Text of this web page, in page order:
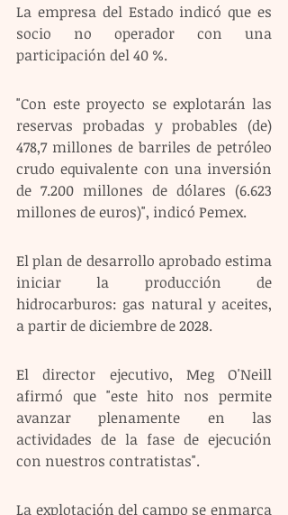
La empresa del Estado indicó que es
socio no operador con una
participación del 40 %.
"Con este proyecto se explotarán las
reservas probadas y probables (de)
478,7 millones de barriles de petróleo
crudo equivalente con una inversión
de 7.200 millones de dólares (6.623
millones de euros)", indicó Pemex.
El plan de desarrollo aprobado estima
iniciar la producción de
hidrocarburos: gas natural y aceites,
a partir de diciembre de 2028.
El director ejecutivo, Meg O'Neill
afirmó que "este hito nos permite
avanzar plenamente en las
actividades de la fase de ejecución
con nuestros contratistas".
La explotación del campo se enmarca